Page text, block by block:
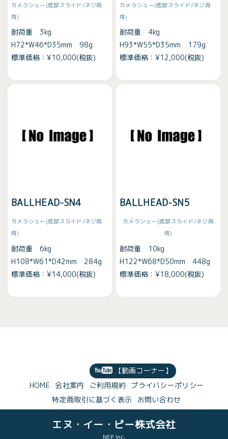
カメラシュー(底部スライド/ネジ両
用)
耐荷重 3kg
H72*W46*D35mm 98g
標準価格：¥10,000(税抜)
カメラシュー(底部スライド/ネジ両
用)
耐荷重 4kg
H93*W55*D35mm 179g
標準価格：¥12,000(税抜)
BALLHEAD-SN4
カメラシュー(底部スライド/ネジ両
用)
耐荷重 6kg
H108*W61*D42mm 284g
標準価格：¥14,000(税抜)
BALLHEAD-SN5
カメラシュー(底部スライド/ネジ両
用)
耐荷重 10kg
H122*W68*D50mm 448g
標準価格：¥18,000(税抜)
【動画コーナー】
HOME 会社案内 ご利用規約 プライバシーポリシー
特定商取引に基づく表示
お問い合わせ
エヌ・イー・ピー株式会社
NEP Inc.